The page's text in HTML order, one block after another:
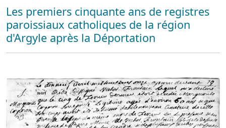
Les premiers cinquante ans de registres
paroissiaux catholiques de la région
d'Argyle après la Déportation